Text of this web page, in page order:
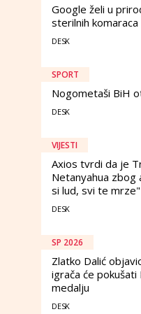
Google želi u
sterilnih komaraca
DESK
SPORT
Nogometaši BiH
DESK
VIJESTI
Axios tvrdi da je
Netanyahua zbog
si lud, svi te mrze"
DESK
SP 2026
Zlatko Dalić
igrača će
medalju
DESK